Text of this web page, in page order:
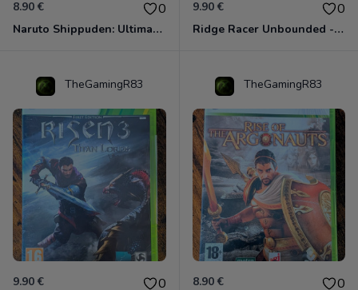
8.90 € 0
Naruto Shippuden: Ultimate Ninja Storm Generations - Card Edition Xbox 360
9.90 € 0
Ridge Racer Unbounded - Édition Limitée Xbox 360
TheGamingR83
9.90 € 0
TheGamingR83
8.90 € 0